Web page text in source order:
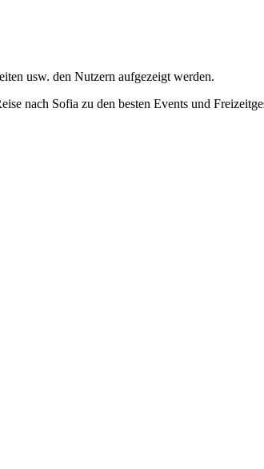
usw. den Nutzern aufgezeigt werden.
nach Sofia zu den besten Events und